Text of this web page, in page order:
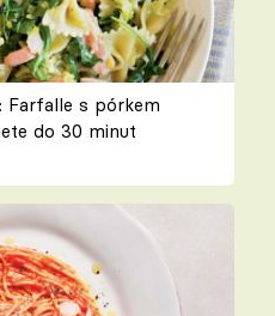
Farfalle s pórkem
do 30 minut